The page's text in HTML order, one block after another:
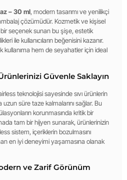
– 30 ml, modern tasarımı ve yenilikçi
çözümüdür. Kozmetik ve kişisel
seçenek sunan bu şişe, estetik
ile kullanıcıların beğenisini kazanır.
kullanıma hem de seyahatler için ideal
Güvenle Saklayın
teknolojisi sayesinde sıvı ürünlerin
süre taze kalmalarını sağlar. Bu
korunmasında kritik bir
tam bir hijyen sunarak, ürünlerinizin
sistem, içeriklerin bozulmasını
en iyi deneyimi yaşamasına olanak
ve Zarif Görünüm